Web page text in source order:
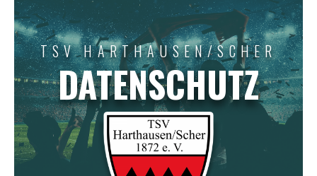
TSV HARTHAUSEN/SCHER
DATENSCHUTZ